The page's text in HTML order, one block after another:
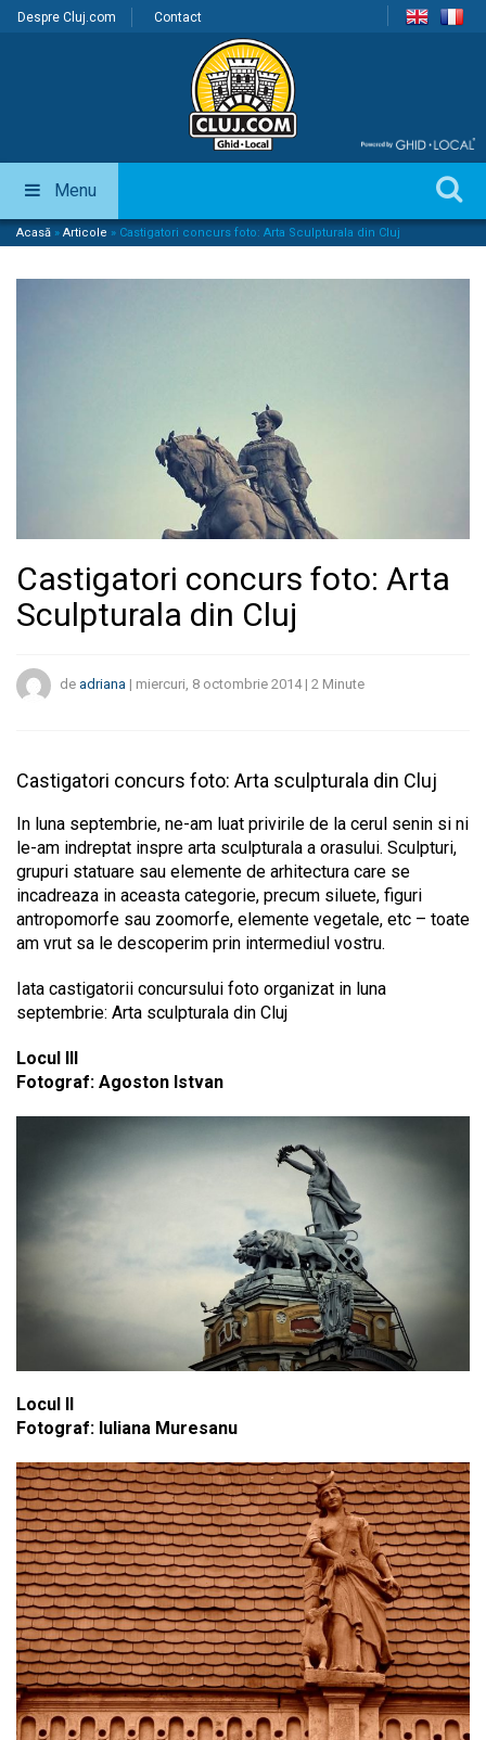
Despre Cluj.com Contact
Menu
Acasă » Articole » Castigatori concurs foto: Arta Sculpturala din Cluj
Castigatori concurs foto: Arta
Sculpturala din Cluj
de adriana | miercuri, 8 octombrie 2014| 2 Minute
Castigatori concurs foto: Arta sculpturala din Cluj
In luna septembrie, ne-am luat privirile de la cerul senin si ni
le-am indreptat inspre arta sculpturala a orasului. Sculpturi,
grupuri statuare sau elemente de arhitectura care se
incadreaza in aceasta categorie, precum siluete, figuri
antropomorfe sau zoomorfe, elemente vegetale, etc – toate
am vrut sa le descoperim prin intermediul vostru.
Iata castigatorii concursului foto organizat in luna
septembrie: Arta sculpturala din Cluj
Locul III
Fotograf: Agoston Istvan
Locul II
Fotograf: Iuliana Muresanu